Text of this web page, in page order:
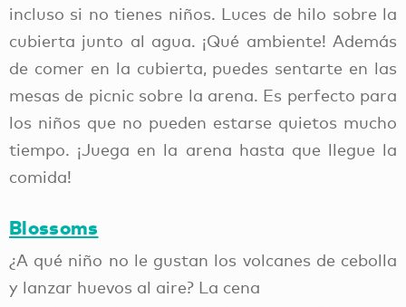
incluso si no tienes niños. Luces de hilo sobre la
cubierta junto al agua. ¡Qué ambiente! Además
de comer en la cubierta, puedes sentarte en las
mesas de picnic sobre la arena. Es perfecto para
los niños que no pueden estarse quietos mucho
tiempo. ¡Juega en la arena hasta que llegue la
comida!
Blossoms
¿A qué niño no le gustan los volcanes de cebolla
y lanzar huevos al aire? La cena